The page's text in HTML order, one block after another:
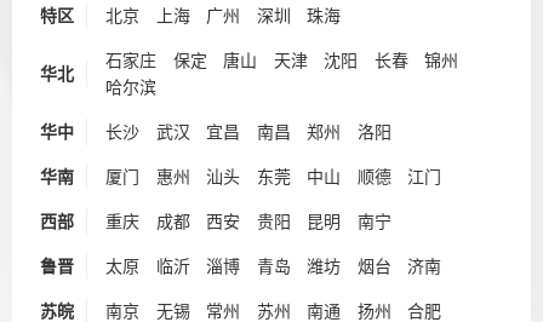
特区 北京 上海 广州 深圳 珠海
华北
石家庄 保定 唐山 天津 沈阳 长春
锦州
哈尔滨
华中 长沙 武汉 宜昌 南昌 郑州 洛阳
华南 厦门 惠州 汕头 东莞 中山 顺德 江门
西部 重庆 成都 西安 贵阳 昆明 南宁
鲁晋 太原 临沂 淄博 青岛 潍坊 烟台 济南
苏皖 南京 无锡 常州 苏州 南通 扬州 合肥